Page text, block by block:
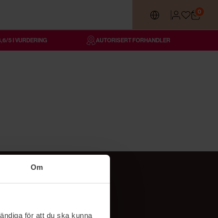
Om
för att du ska kunna
0
5 I VURDERING AUTORISERT FORHANDLER
Følg oss